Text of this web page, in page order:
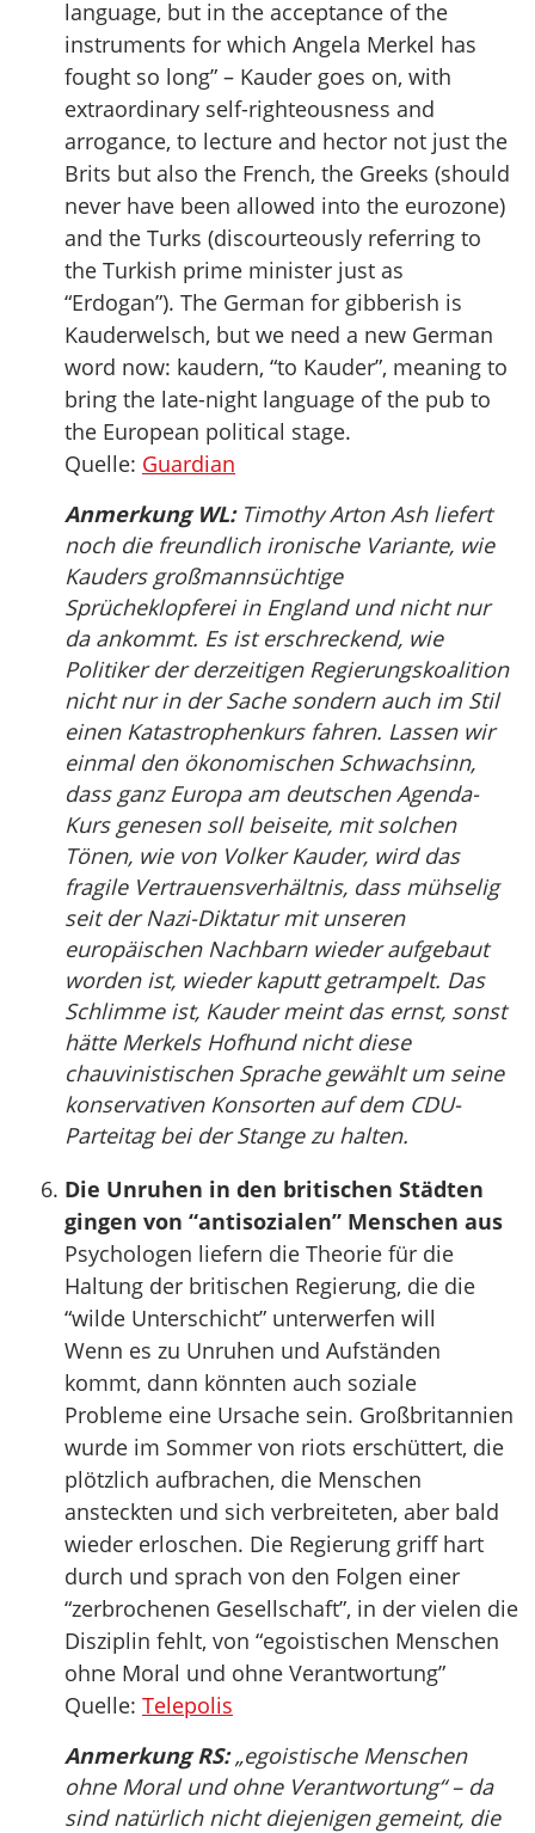
language, but in the acceptance of the
instruments for which Angela Merkel has
fought so long” – Kauder goes on, with
extraordinary self-righteousness and
arrogance, to lecture and hector not just the
Brits but also the French, the Greeks (should
never have been allowed into the eurozone)
and the Turks (discourteously referring to
the Turkish prime minister just as
“Erdogan”). The German for gibberish is
Kauderwelsch, but we need a new German
word now: kaudern, “to Kauder”, meaning to
bring the late-night language of the pub to
the European political stage.
Quelle: Guardian
Anmerkung WL:Timothy Arton Ash liefert
noch die freundlich ironische Variante, wie
Kauders großmannsüchtige
Sprücheklopferei in England und nicht nur
da ankommt. Es ist erschreckend, wie
Politiker der derzeitigen Regierungskoalition
nicht nur in der Sache sondern auch im Stil
einen Katastrophenkurs fahren. Lassen wir
einmal den ökonomischen Schwachsinn,
dass ganz Europa am deutschen Agenda-
Kurs genesen soll beiseite, mit solchen
Tönen, wie von Volker Kauder, wird das
fragile Vertrauensverhältnis, dass mühselig
seit der Nazi-Diktatur mit unseren
europäischen Nachbarn wieder aufgebaut
worden ist, wieder kaputt getrampelt. Das
Schlimme ist, Kauder meint das ernst, sonst
hätte Merkels Hofhund nicht diese
chauvinistischen Sprache gewählt um seine
konservativen Konsorten auf dem CDU-
Parteitag bei der Stange zu halten.
Die Unruhen in den britischen Städten
gingen von “antisozialen” Menschen aus
Psychologen liefern die Theorie für die
Haltung der britischen Regierung, die die
“wilde Unterschicht” unterwerfen will
Wenn es zu Unruhen und Aufständen
kommt, dann könnten auch soziale
Probleme eine Ursache sein. Großbritannien
wurde im Sommer von riots erschüttert, die
plötzlich aufbrachen, die Menschen
ansteckten und sich verbreiteten, aber bald
wieder erloschen. Die Regierung griff hart
durch und sprach von den Folgen einer
“zerbrochenen Gesellschaft”, in der vielen die
Disziplin fehlt, von “egoistischen Menschen
ohne Moral und ohne Verantwortung”
Quelle: Telepolis
Anmerkung RS:„egoistische Menschen
ohne Moral und ohne Verantwortung“ – da
sind natürlich nicht diejenigen gemeint, die